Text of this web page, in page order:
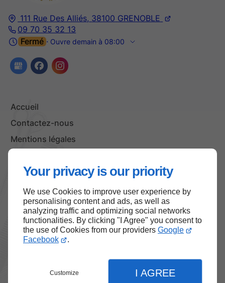
Your privacy is our priority
We use Cookies to improve user experience by
personalising content and ads, as well as
analyzing traffic and optimizing social networks
functionalities. By clicking "I Agree" you consent to
the use of Cookies from our providers Google
Facebook
.
Customize I AGREE
111 Rue Des Alliés, 38100 GRENOBLE
09 70 35 32 13
Fermé ⋅ Ouvre demain à 08:00
Accueil
Contactez-nous
Mentions légales
Haut de page